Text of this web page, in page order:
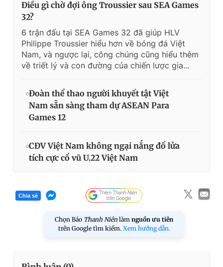
Điều gì chờ đợi ông Troussier sau SEA Games
32?
6 trận đấu tại SEA Games 32 đã giúp HLV
Philippe Troussier hiểu hơn về bóng đá Việt
Nam, và ngược lại, công chúng cũng hiểu thêm
về triết lý và con đường của chiến lược gia...
Đoàn thể thao người khuyết tật Việt
Nam sẵn sàng tham dự ASEAN Para
Games 12
CĐV Việt Nam không ngại nắng đổ lửa
tích cực cổ vũ U.22 Việt Nam
Chia sẻ
Chọn Báo Thanh Niên làm nguồn ưu tiên
trên Google tìm kiếm. Xem hướng dẫn.